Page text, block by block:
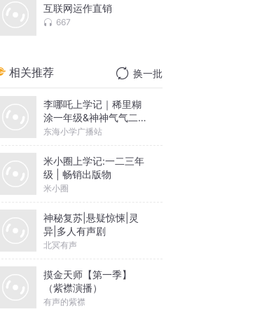
互联网运作直销
667
相关推荐 换一批
李哪吒上学记｜稀里糊
涂一年级&神神气气二年
级
东海小学广播站
米小圈上学记:一二三年
级 | 畅销出版物
米小圈
神秘复苏|悬疑惊悚|灵
异|多人有声剧
北冥有声
摸金天师【第一季】
（紫襟演播）
有声的紫襟